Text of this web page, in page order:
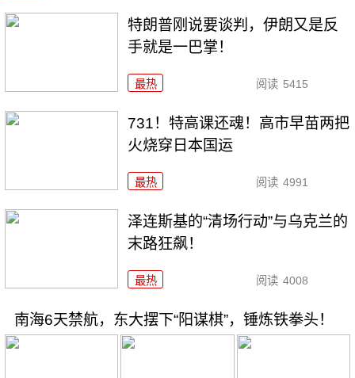
特朗普刚说要谈判，伊朗又是反
手就是一巴掌！
最热 阅读 5415
731！特高课还魂！高市早苗两把
火烧穿日本国运
最热 阅读 4991
泽连斯基的“清场行动”与乌克兰的
末路狂飙！
最热 阅读 4008
南海6天禁航，东大摆下“阳谋棋”，锤炼铁拳头！